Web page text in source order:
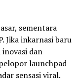
sementara
Jika inkarnasi baru
dan
launchpad
sensasi viral.